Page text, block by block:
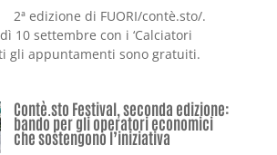
2ª edizione di FUORI/contè.sto/.
10 settembre con i ‘Calciatori
gli appuntamenti sono gratuiti.
Contè.sto Festival, seconda edizione:
bando per gli operatori economici
che sostengono l’iniziativa